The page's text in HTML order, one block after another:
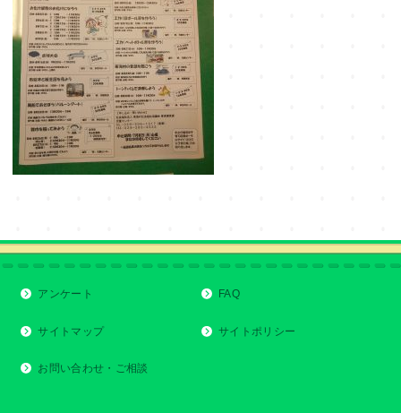
アンケート FAQ
サイトマップ サイトポリシー
お問い合わせ・ご相談